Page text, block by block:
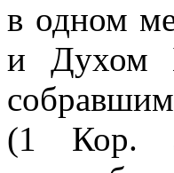
в одном
и Духом
(1 Кор.